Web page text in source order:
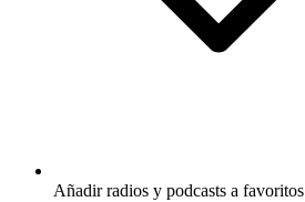
Añadir radios y podcasts a favoritos